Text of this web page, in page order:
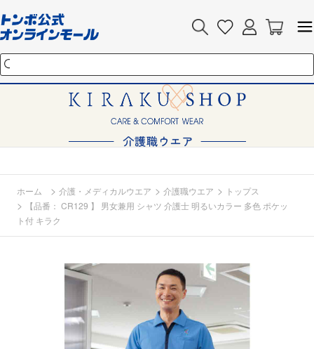
ホーム > 介護・メディカルウエア > 介護職ウエア > トップス
>
【品番： CR129 】 男女兼用 シャツ 介護士 明るいカラー 多色 ポケッ
ト付 キラク